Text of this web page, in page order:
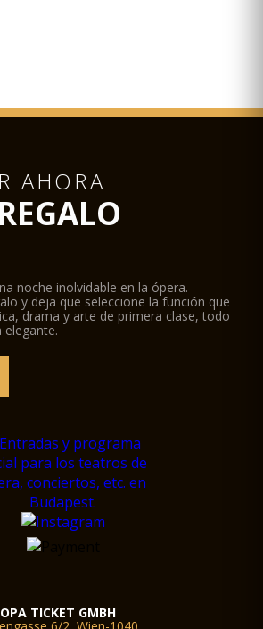
AHORA
noche inolvidable en la ópera.
y deja que seleccione la función que
drama y arte de primera clase, todo
elegante.
TICKET GMBH